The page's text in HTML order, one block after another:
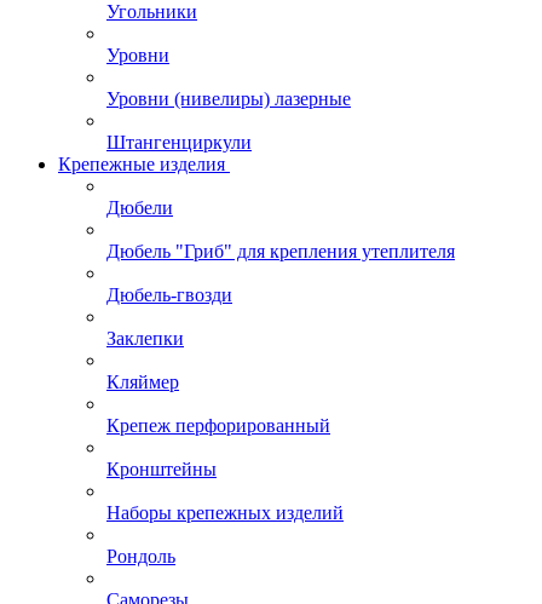
Угольники
Уровни
Уровни (нивелиры) лазерные
Штангенциркули
Крепежные изделия
Дюбели
Дюбель "Гриб" для крепления утеплителя
Дюбель-гвозди
Заклепки
Кляймер
Крепеж перфорированный
Кронштейны
Наборы крепежных изделий
Рондоль
Саморезы